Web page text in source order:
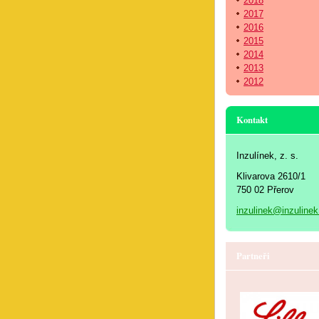
2017
2016
2015
2014
2013
2012
Kontakt
Inzulínek, z. s.
Klivarova 2610/1
750 02 Přerov
Partneři